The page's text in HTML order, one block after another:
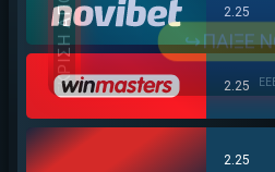
2.25
2.25
2.25
↪ΠΑΙΞΕ